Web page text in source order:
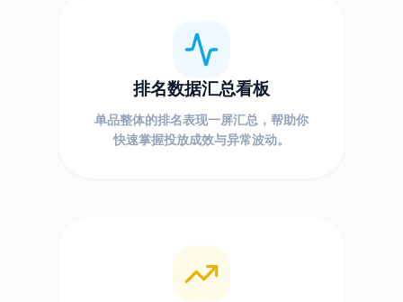
排名数据汇总看板
单品整体的排名表现一屏汇总，帮助你
快速掌握投放成效与异常波动。